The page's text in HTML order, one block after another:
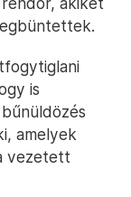
be
és már
ki 20
esküdtekkel
egy
rendőr is, aki